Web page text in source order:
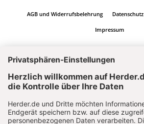
AGB und Widerrufsbelehrung Datenschutz
Impressum
Vertrag widerrufen